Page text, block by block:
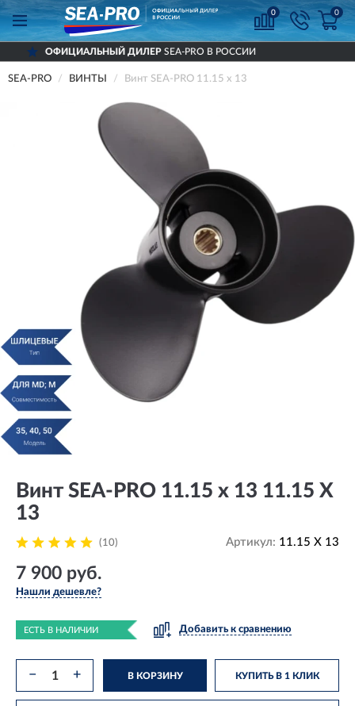
0 0
ДИЛЕРSEA-PRO В РОССИИ
SEA-PRO ВИНТЫ Винт SEA-PRO 11.15 х 13
Винт SEA-PRO 11.15 х 13 11.15 X
13
(10) Артикул: 11.15 X 13
7 900 руб.
Нашли дешевле?
ЕСТЬ В НАЛИЧИИ Добавить к сравнению
− + В КОРЗИНУ КУПИТЬ В 1 КЛИК